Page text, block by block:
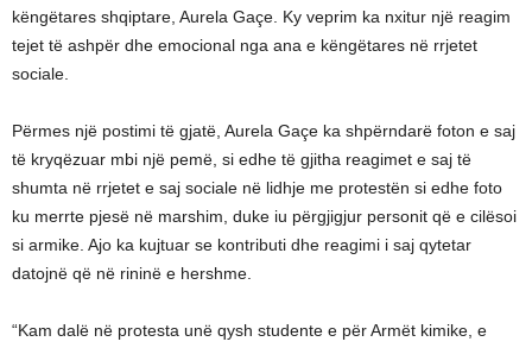
këngëtares shqiptare, Aurela Gaçe. Ky veprim ka nxitur një reagim
tejet të ashpër dhe emocional nga ana e këngëtares në rrjetet
sociale.
Përmes një postimi të gjatë, Aurela Gaçe ka shpërndarë foton e saj
të kryqëzuar mbi një pemë, si edhe të gjitha reagimet e saj të
shumta në rrjetet e saj sociale në lidhje me protestën si edhe foto
ku merrte pjesë në marshim, duke iu përgjigjur personit që e cilësoi
si armike. Ajo ka kujtuar se kontributi dhe reagimi i saj qytetar
datojnë që në rininë e hershme.
“Kam dalë në protesta unë qysh studente e për Armët kimike, e